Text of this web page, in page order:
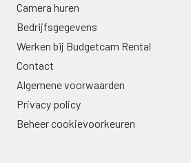
Camera huren
Bedrijfsgegevens
Werken bij Budgetcam Rental
Contact
Algemene voorwaarden
Privacy policy
Beheer cookievoorkeuren